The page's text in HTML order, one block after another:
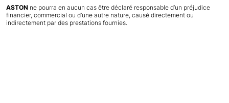
ASTON ne pourra en aucun cas être déclaré responsable d’un préjudice
financier, commercial ou d’une autre nature, causé directement ou
indirectement par des prestations fournies.